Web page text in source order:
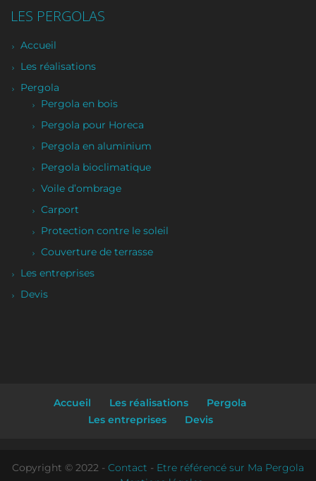
LES PERGOLAS
Accueil
Les réalisations
Pergola
Pergola en bois
Pergola pour Horeca
Pergola en aluminium
Pergola bioclimatique
Voile d’ombrage
Carport
Protection contre le soleil
Couverture de terrasse
Les entreprises
Devis
Accueil Les réalisations
Pergola
Les entreprises
Devis
Copyright © 2022 - Contact - Etre référencé sur Ma Pergola